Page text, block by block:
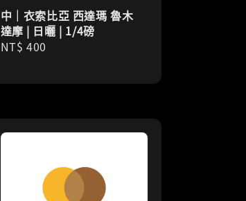
中｜衣索比亞 西達瑪 魯木
達摩 | 日曬 | 1/4磅
Regular
NT$ 400